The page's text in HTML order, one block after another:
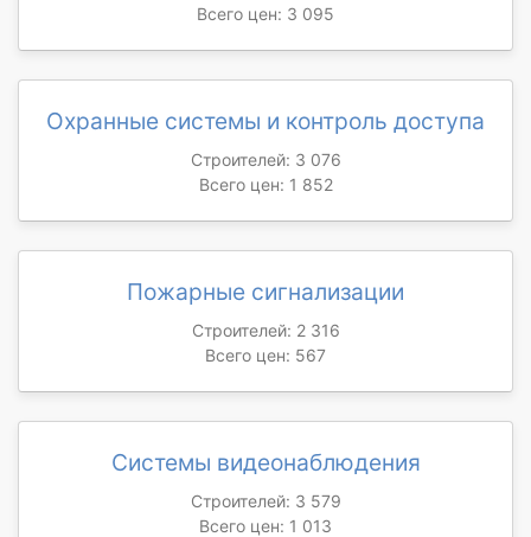
Всего цен: 3 095
Охранные системы и контроль доступа
Строителей: 3 076
Всего цен: 1 852
Пожарные сигнализации
Строителей: 2 316
Всего цен: 567
Системы видеонаблюдения
Строителей: 3 579
Всего цен: 1 013